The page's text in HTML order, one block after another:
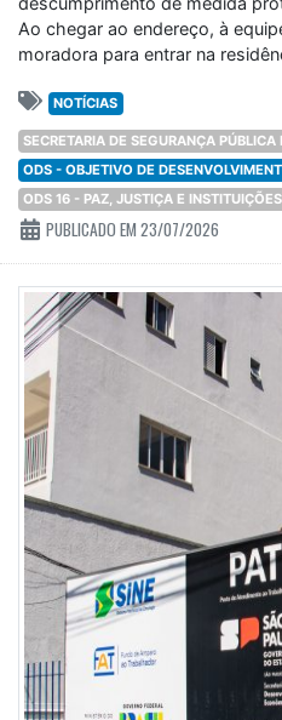
Ao chegar ao endereço, à
moradora para entrar na
NOTÍCIAS
SECRETARIA DE SEGURANÇA
ODS - OBJETIVO DE
ODS 16 - PAZ, JUSTIÇA E
PUBLICADO EM 23/07/2026